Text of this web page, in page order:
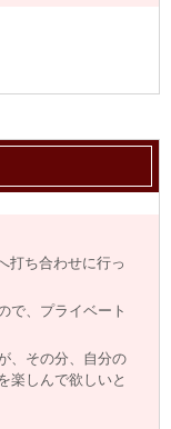
打ち合わせに行っ
で、プライベート
、その分、自分の
楽しんで欲しいと